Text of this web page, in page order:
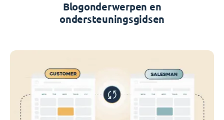
Blogonderwerpen en
ondersteuningsgidsen